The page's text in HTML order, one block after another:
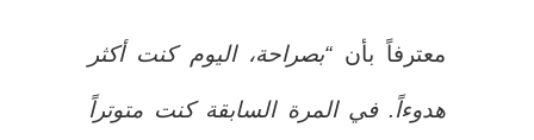
معترفاً بأن“بصراحة، اليوم كنت أكثر
هدوءاً. في المرة السابقة كنت متوتراً